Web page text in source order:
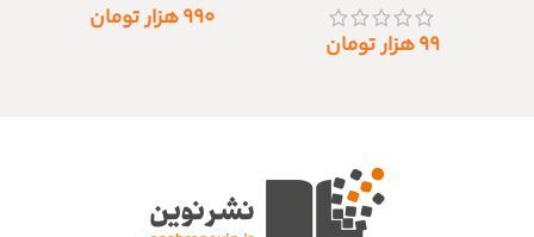
۹۹هزار تومان
۹۹۰هزار تومان